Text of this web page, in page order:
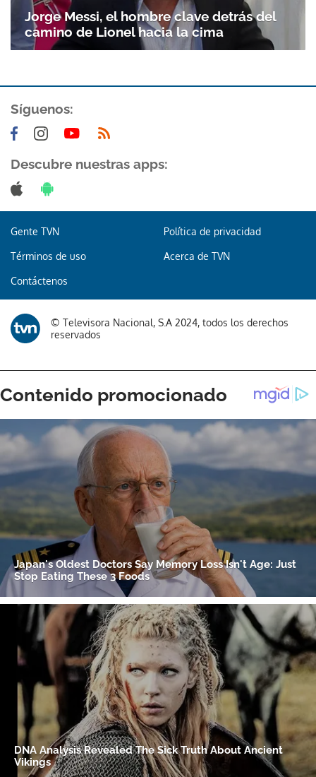
Gracias por suscribirte a nuestro boletín.
Jorge Messi, el hombre clave detrás del
camino de Lionel hacia la cima
Síguenos:
Descubre nuestras apps:
Gente TVN Política de privacidad
Términos de uso Acerca de TVN
Contáctenos
© Televisora Nacional, S.A 2024, todos los derechos
reservados